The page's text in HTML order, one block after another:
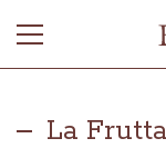
La